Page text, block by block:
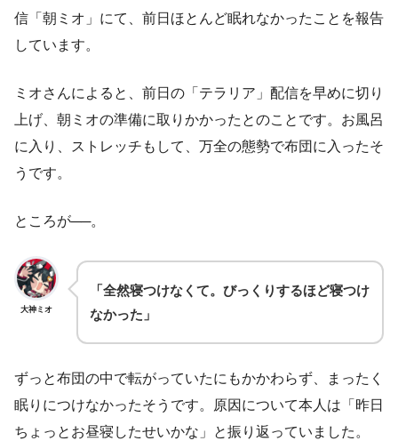
信「朝ミオ」にて、前日ほとんど眠れなかったことを報告
しています。
ミオさんによると、前日の「テラリア」配信を早めに切り
上げ、朝ミオの準備に取りかかったとのことです。お風呂
に入り、ストレッチもして、万全の態勢で布団に入ったそ
うです。
ところが──。
大神ミオ
「全然寝つけなくて。びっくりするほど寝つけ
なかった」
ずっと布団の中で転がっていたにもかかわらず、まったく
眠りにつけなかったそうです。原因について本人は「昨日
ちょっとお昼寝したせいかな」と振り返っていました。